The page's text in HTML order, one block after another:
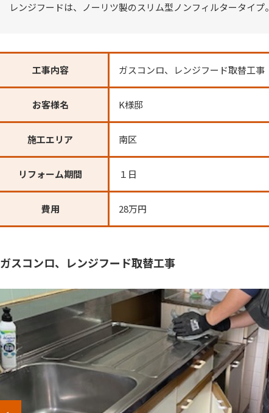
レンジフードは、ノーリツ製のスリム型ノンフィルタータイプ。
工事内容 ガスコンロ、レンジフード取替工事
お客様名 K様邸
施工エリア 南区
リフォーム期間 １日
費用 28万円
ガスコンロ、レンジフード取替工事